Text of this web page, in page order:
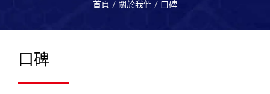
首頁 / 關於我們 / 口碑
口碑